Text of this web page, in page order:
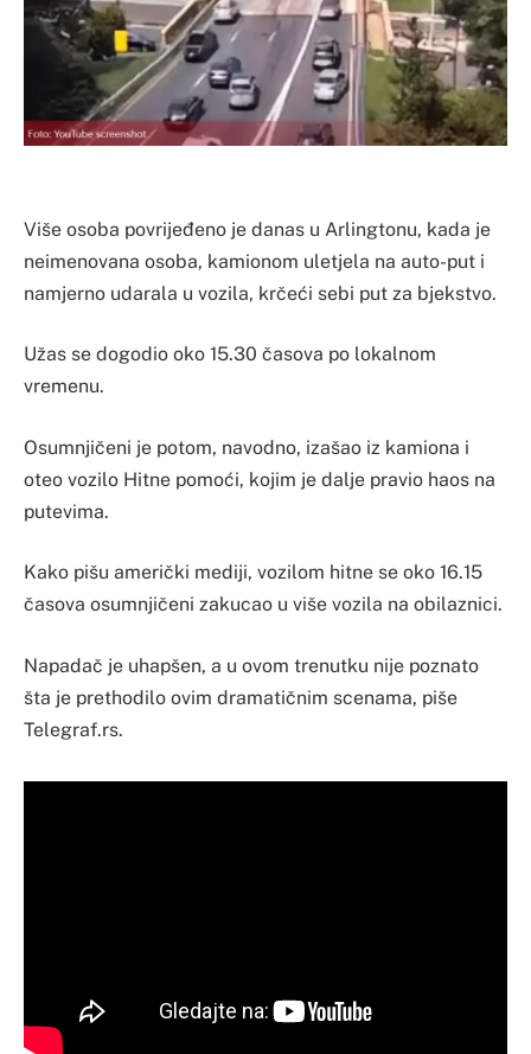
Više osoba povrijeđeno je danas u Arlingtonu, kada je
neimenovana osoba, kamionom uletjela na auto-put i
namjerno udarala u vozila, krčeći sebi put za bjekstvo.
Užas se dogodio oko 15.30 časova po lokalnom
vremenu.
Osumnjičeni je potom, navodno, izašao iz kamiona i
oteo vozilo Hitne pomoći, kojim je dalje pravio haos na
putevima.
Kako pišu američki mediji, vozilom hitne se oko 16.15
časova osumnjičeni zakucao u više vozila na obilaznici.
Napadač je uhapšen, a u ovom trenutku nije poznato
šta je prethodilo ovim dramatičnim scenama, piše
Telegraf.rs.